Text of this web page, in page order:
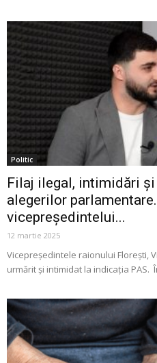
Politic
Filaj ilegal, intimidări
alegerilor
vicepreședintelui...
12 martie 2025
Vicepreședintele raionului Florești,
urmărit și intimidat la indicația PAS.